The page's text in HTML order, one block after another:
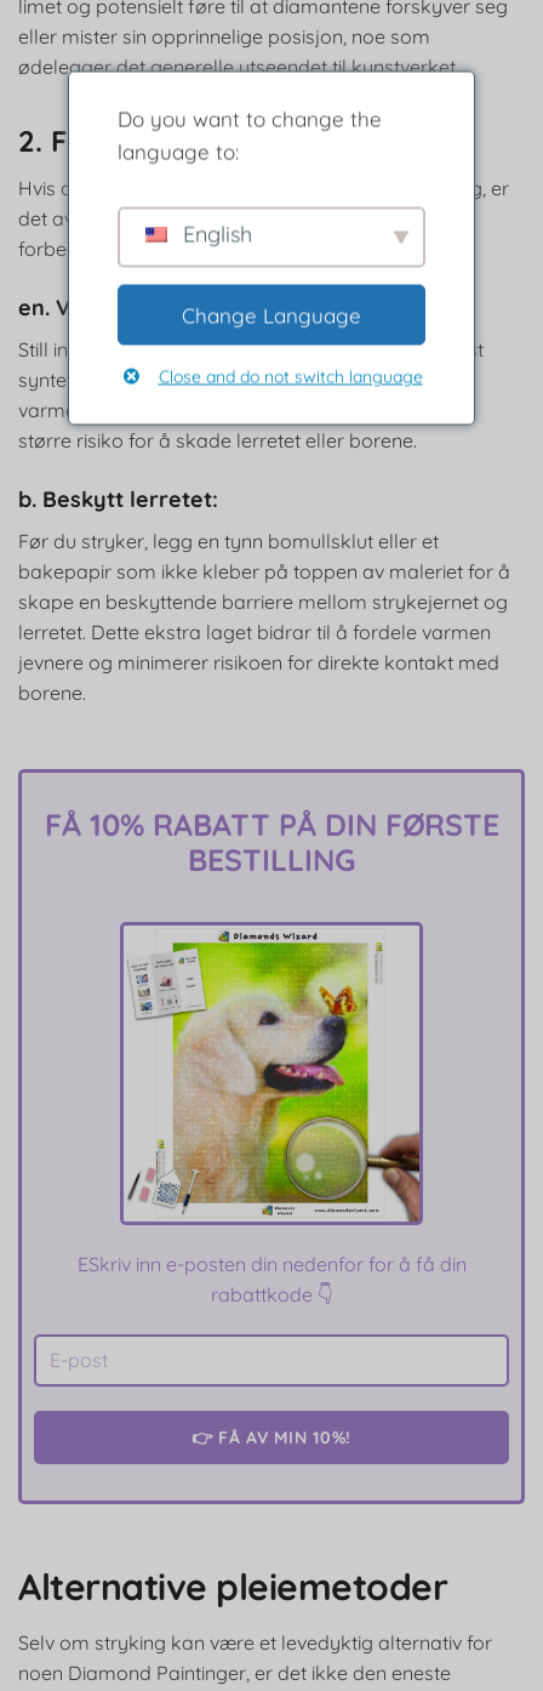
limet og potensielt føre til at diamantene forskyver seg
eller mister sin opprinnelige posisjon, noe som
ødelegger det generelle utseendet til kunstverket.
2. Forberedelser til stryking:
Hvis du bestemmer deg for å fortsette med stryking, er
det avgjørende å følge visse forholdsregler og
forberede maleriet tilstrekkelig:
en. Velg riktig temperatur:
Still inn strykejernet på laveste varmeinnstilling, helst
syntetisk eller silkeinnstilling. Unngå å bruke høye
varmeinnstillinger eller damp, da de kan utgjøre en
større risiko for å skade lerretet eller borene.
b. Beskytt lerretet:
Før du stryker, legg en tynn bomullsklut eller et
bakepapir som ikke kleber på toppen av maleriet for å
skape en beskyttende barriere mellom strykejernet og
lerretet. Dette ekstra laget bidrar til å fordele varmen
jevnere og minimerer risikoen for direkte kontakt med
borene.
FÅ 10% RABATT PÅ DIN FØRSTE
BESTILLING
ESkriv inn e-posten din nedenfor for å få din
rabattkode 👇
👉 FÅ AV MIN 10%!
Alternative pleiemetoder
Selv om stryking kan være et levedyktig alternativ for
noen Diamond Paintinger, er det ikke den eneste
Do you want to change the
language to:
English
Change Language
Close and do not switch language